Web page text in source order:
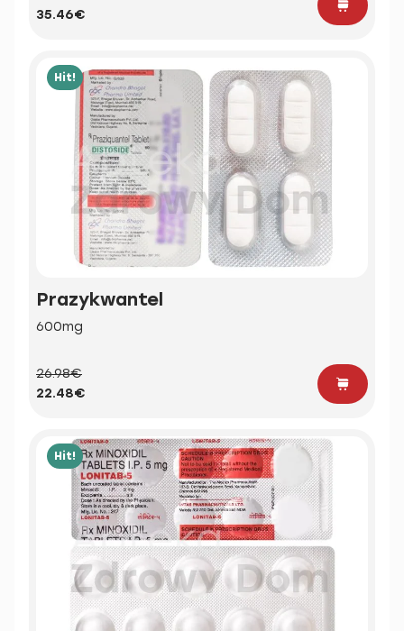
35.46€
Hit!
Prazykwantel
600mg
26.98€
22.48€
Hit!